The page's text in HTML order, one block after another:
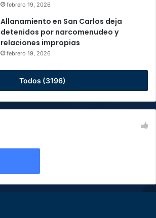
febrero 19, 2026
Allanamiento en San Carlos deja
detenidos por narcomenudeo y
relaciones impropias
febrero 19, 2026
Todos (3196)